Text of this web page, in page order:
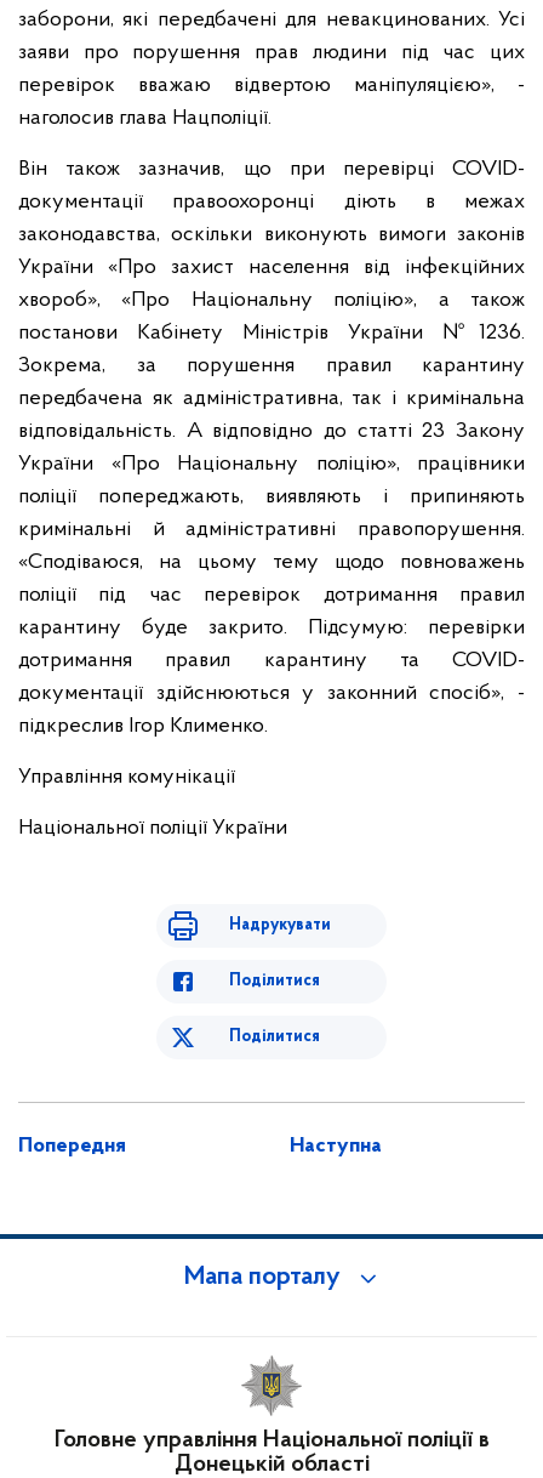
заборони, які передбачені для невакцинованих. Усі
заяви про порушення прав людини під час цих
перевірок вважаю відвертою маніпуляцією», -
наголосив глава Нацполіції.
Він також зазначив, що при перевірці COVID-
документації правоохоронці діють в межах
законодавства, оскільки виконують вимоги законів
України «Про захист населення від інфекційних
хвороб», «Про Національну поліцію», а також
постанови Кабінету Міністрів України №1236.
Зокрема, за порушення правил карантину
передбачена як адміністративна, так і кримінальна
відповідальність. А відповідно до статті 23 Закону
України «Про Національну поліцію», працівники
поліції попереджають, виявляють і припиняють
кримінальні й адміністративні правопорушення.
«Сподіваюся, на цьому тему щодо повноважень
поліції під час перевірок дотримання правил
карантину буде закрито. Підсумую: перевірки
дотримання правил карантину та COVID-
документації здійснюються у законний спосіб», -
підкреслив Ігор Клименко.
Управління комунікації
Національної поліції України
Надрукувати
Поділитися
Поділитися
Попередня Наступна
Мапа порталу
Головне управління Національної поліції в
Донецькій області